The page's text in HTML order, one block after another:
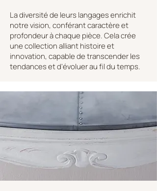
La diversité de leurs langages enrichit
notre vision, conférant caractère et
profondeur à chaque pièce. Cela crée
une collection alliant histoire et
innovation, capable de transcender les
tendances et d'évoluer au fil du temps.